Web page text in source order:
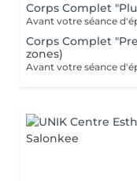
Corps Complet
Corps Complet
zones)